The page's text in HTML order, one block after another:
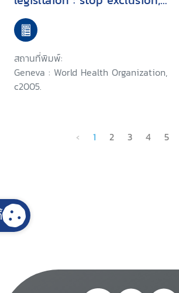
dare to care
สถานที่พิมพ์:
Geneva : World Health Organization,
c2005.
‹ 1 2 3 4 5